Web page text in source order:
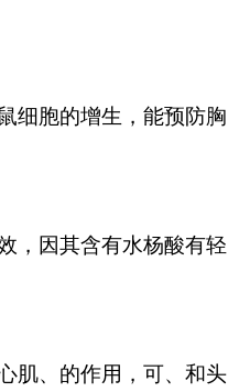
细胞的增生，能预防胸
，因其含有水杨酸有轻
肌、的作用，可、和头